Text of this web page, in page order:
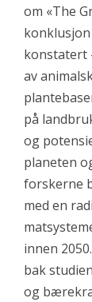
om «The
konstatert
av
på
og
planeten
forskerne
med en
innen
bak
og